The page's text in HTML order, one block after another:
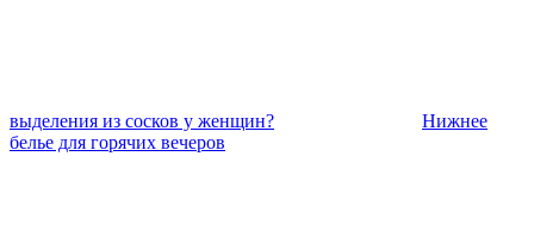
выделения из сосков у женщин?
Нижнее
белье для горячих вечеров